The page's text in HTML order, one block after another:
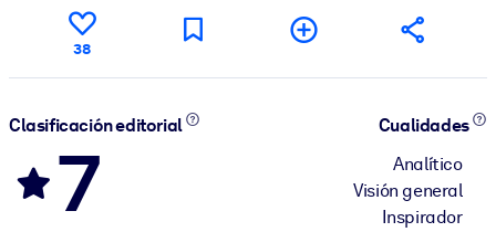
38
Clasificación editorial
7
Cualidades
Analítico
Visión general
Inspirador